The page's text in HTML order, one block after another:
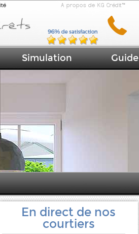
En direct de nos
courtiers
A propos de KG Crédit™
Simulation Guide